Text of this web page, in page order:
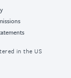
in the US